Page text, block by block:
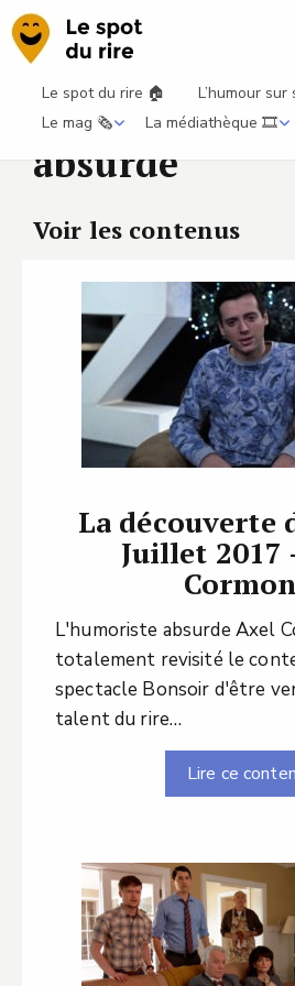
Le spot du rire 🏠
L’humour
Le mag 🗞️
La médiathèque 🎞️
absurde
Voir les contenus
La découverte
Juillet 2017
L'humoriste absurde Axel
totalement revisité le
spectacle Bonsoir d'être
talent du rire…
Lire ce